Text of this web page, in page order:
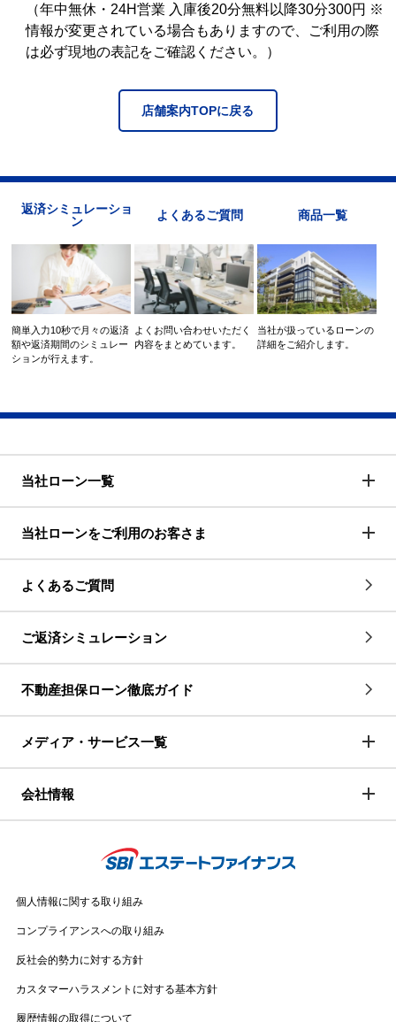
（年中無休・24H営業 入庫後20分無料以降30分300円 ※
情報が変更されている場合もありますので、ご利用の際
は必ず現地の表記をご確認ください。）
店舗案内TOPに戻る
返済シミュレーショ
ン
簡単入力10秒で月々の返済
額や返済期間のシミュレー
ションが行えます。
よくあるご質問
よくお問い合わせいただく
内容をまとめています。
商品一覧
当社が扱っているローンの
詳細をご紹介します。
当社ローン一覧
当社ローンをご利用のお客さま
よくあるご質問
ご返済シミュレーション
不動産担保ローン徹底ガイド
メディア・サービス一覧
会社情報
個人情報に関する取り組み
コンプライアンスへの取り組み
反社会的勢力に対する方針
カスタマーハラスメントに対する基本方針
履歴情報の取得について